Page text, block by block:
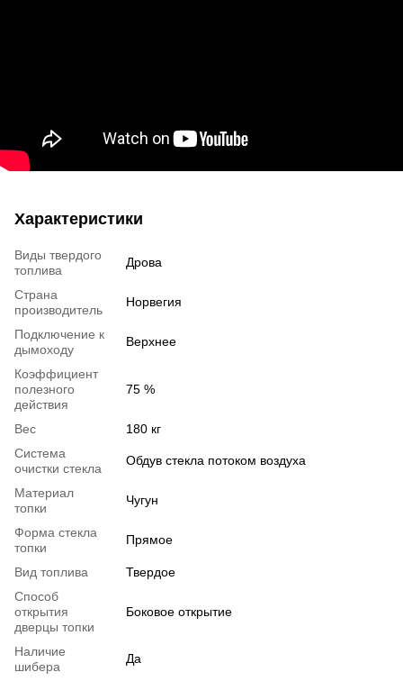
Характеристики
Виды твердого
топлива
Дрова
Страна
производитель
Норвегия
Подключение к
дымоходу
Верхнее
Коэффициент
полезного
действия
75 %
Вес
180 кг
Система
очистки стекла
Обдув стекла потоком воздуха
Материал
топки
Чугун
Форма стекла
топки
Прямое
Вид топлива
Твердое
Способ
открытия
дверцы топки
Боковое открытие
Наличие
шибера
Да